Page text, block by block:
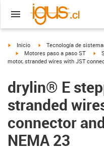
igus-icon-arrow-right
Inicio igus-icon-arrow-right
Tecnología de
igus-icon-arrow-right
Motores paso a paso ST
motor, stranded wires with JST
drylin® E
stranded
connector
NEMA 23